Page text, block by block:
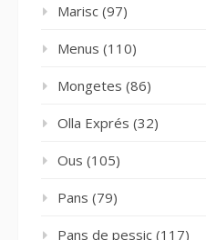
Marisc (97)
Menus (110)
Mongetes (86)
Olla Exprés (32)
Ous (105)
Pans (79)
Pans de pessic (117)